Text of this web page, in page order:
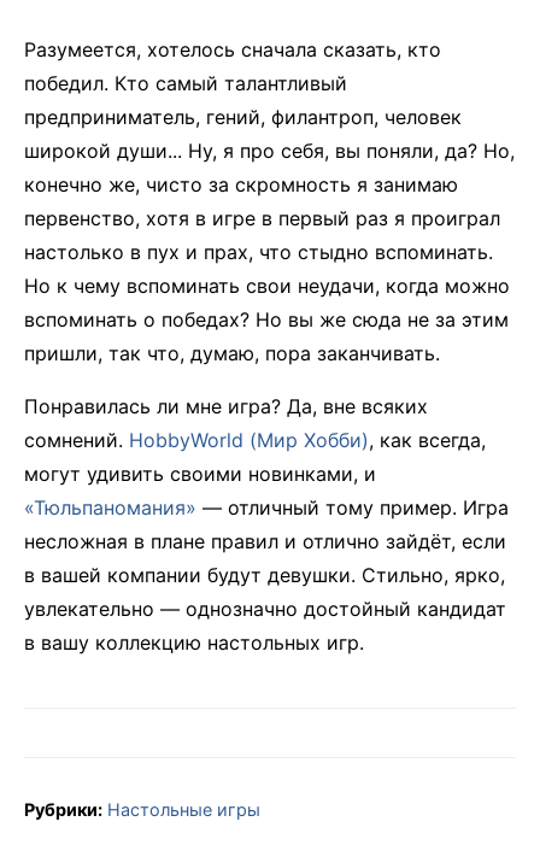
Разумеется, хотелось сначала сказать, кто
победил. Кто самый талантливый
предприниматель, гений, филантроп, человек
широкой души... Ну, я про себя, вы поняли, да? Но,
конечно же, чисто за скромность я занимаю
первенство, хотя в игре в первый раз я проиграл
настолько в пух и прах, что стыдно вспоминать.
Но к чему вспоминать свои неудачи, когда можно
вспоминать о победах? Но вы же сюда не за этим
пришли, так что, думаю, пора заканчивать.
Понравилась ли мне игра? Да, вне всяких
сомнений. HobbyWorld (Мир Хобби), как всегда,
могут удивить своими новинками, и
«Тюльпаномания» — отличный тому пример. Игра
несложная в плане правил и отлично зайдёт, если
в вашей компании будут девушки. Стильно, ярко,
увлекательно — однозначно достойный кандидат
в вашу коллекцию настольных игр.
Рубрики: Настольные игры